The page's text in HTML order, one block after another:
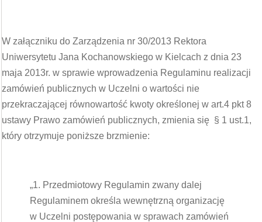
W załączniku do Zarządzenia nr 30/2013 Rektora
Uniwersytetu Jana Kochanowskiego w Kielcach z dnia 23
maja 2013r. w sprawie wprowadzenia Regulaminu realizacji
zamówień publicznych w Uczelni o wartości nie
przekraczającej równowartość kwoty określonej w art.4 pkt 8
ustawy Prawo zamówień publicznych, zmienia się § 1 ust.1,
który otrzymuje poniższe brzmienie:
„1. Przedmiotowy Regulamin zwany dalej
Regulaminem określa wewnętrzną organizację
w Uczelni postępowania w sprawach zamówień